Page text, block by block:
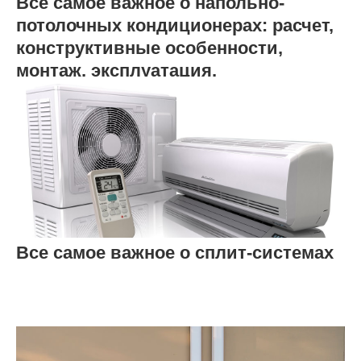
потолочных кондиционерах: расчет,
конструктивные особенности,
монтаж, эксплуатация,
преимущества и недостатки
Все самое важное о сплит-системах